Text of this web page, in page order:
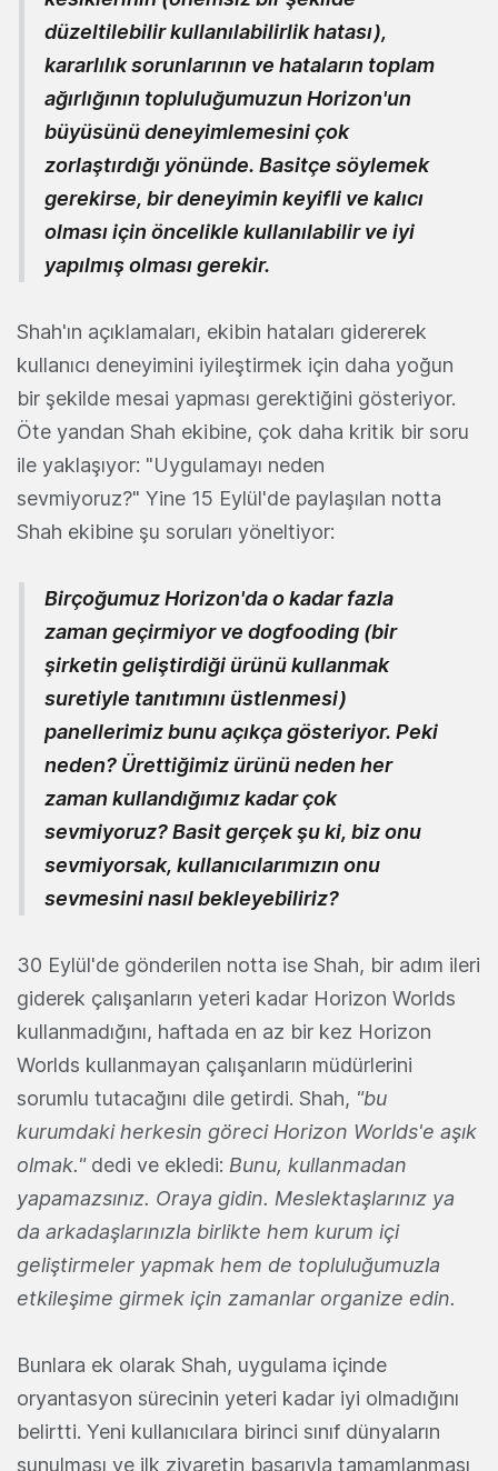
düzeltilebilir kullanılabilirlik hatası),
kararlılık sorunlarının ve hataların toplam
ağırlığının topluluğumuzun Horizon'un
büyüsünü deneyimlemesini çok
zorlaştırdığı yönünde. Basitçe söylemek
gerekirse, bir deneyimin keyifli ve kalıcı
olması için öncelikle kullanılabilir ve iyi
yapılmış olması gerekir.
Shah'ın açıklamaları, ekibin hataları gidererek
kullanıcı deneyimini iyileştirmek için daha yoğun
bir şekilde mesai yapması gerektiğini gösteriyor.
Öte yandan Shah ekibine, çok daha kritik bir soru
ile yaklaşıyor: "Uygulamayı neden
sevmiyoruz?" Yine 15 Eylül'de paylaşılan notta
Shah ekibine şu soruları yöneltiyor:
Birçoğumuz Horizon'da o kadar fazla
zaman geçirmiyor ve dogfooding (bir
şirketin geliştirdiği ürünü kullanmak
suretiyle tanıtımını üstlenmesi)
panellerimiz bunu açıkça gösteriyor. Peki
neden? Ürettiğimiz ürünü neden her
zaman kullandığımız kadar çok
sevmiyoruz? Basit gerçek şu ki, biz onu
sevmiyorsak, kullanıcılarımızın onu
sevmesini nasıl bekleyebiliriz?
30 Eylül'de gönderilen notta ise Shah, bir adım ileri
giderek çalışanların yeteri kadar Horizon Worlds
kullanmadığını, haftada en az bir kez Horizon
Worlds kullanmayan çalışanların müdürlerini
sorumlu tutacağını dile getirdi. Shah, "bu
kurumdaki herkesin göreci Horizon Worlds'e aşık
olmak." dedi ve ekledi: Bunu, kullanmadan
yapamazsınız. Oraya gidin. Meslektaşlarınız ya
da arkadaşlarınızla birlikte hem kurum içi
geliştirmeler yapmak hem de topluluğumuzla
etkileşime girmek için zamanlar organize edin.
Bunlara ek olarak Shah, uygulama içinde
oryantasyon sürecinin yeteri kadar iyi olmadığını
belirtti. Yeni kullanıcılara birinci sınıf dünyaların
sunulması ve ilk ziyaretin başarıyla tamamlanması